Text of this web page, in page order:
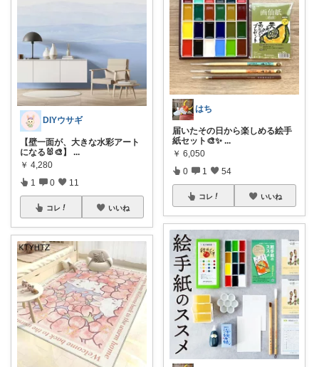
DIYウサギ
【壁一面が、大きな水彩アート
になる🐰🎨】 ...
￥ 4,280
1 0 11
コレ いいね
はち
届いたその日から楽しめる絵手
紙セット🎨✨ ...
￥ 6,050
0 1 54
コレ いいね